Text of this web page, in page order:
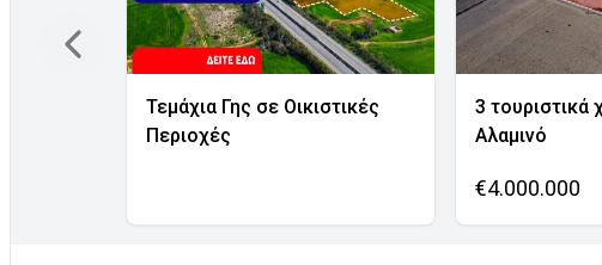
Τεμάχια Γης σε Οικιστικές
Περιοχές
3 τουριστικά
Αλαμινό
€4.000.000